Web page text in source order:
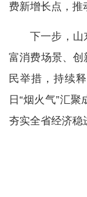
费新增长点，推
下一步，山
富消费场景、
民举措，持续
日“烟火气”汇
夯实全省经济稳